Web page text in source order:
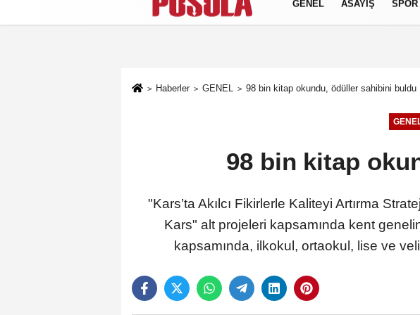
Künye İletişim Gizlilik Politikası
GENEL ASAYİŞ SPOR
Haberler GENEL 98 bin kitap okundu, ödüller sahibini buldu
98 bin kitap
"Kars’ta Akılcı Fikirlerle Kaliteyi Artırma
Kars" alt projeleri kapsamında kent
kapsamında, ilkokul, ortaokul, lise ve